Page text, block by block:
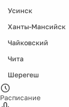
Усинск
Ханты-Мансийск
Чайковский
Чита
Шерегеш
Расписание